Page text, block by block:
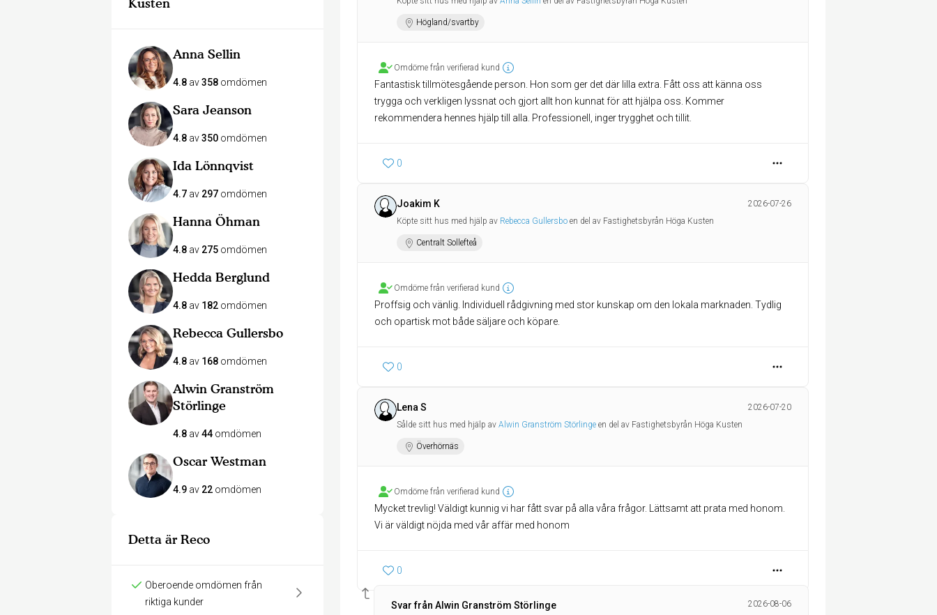
Kusten
Anna Sellin
4.8 av358 omdömen
Sara Jeanson
4.8 av350 omdömen
Ida Lönnqvist
4.7 av 297 omdömen
Hanna Öhman
4.8 av 275 omdömen
Hedda Berglund
4.8 av 182 omdömen
Rebecca Gullersbo
4.8 av 168 omdömen
Alwin Granström
Störlinge
4.8 av44 omdömen
Oscar Westman
4.9 av 22 omdömen
Detta är Reco
Oberoende omdömen från
riktiga kunder
Högland/svartby
Omdöme från verifierad kund
Fantastisk tillmötesgående person. Hon som ger det där lilla extra. Fått oss att känna oss
trygga och verkligen lyssnat och gjort allt hon kunnat för att hjälpa oss. Kommer
rekommendera hennes hjälp till alla. Professionell, inger trygghet och tillit.
0
Joakim K
2026-07-26
Köpte sitt hus med hjälp av Rebecca Gullersbo en del av Fastighetsbyrån Höga Kusten
Centralt Sollefteå
Omdöme från verifierad kund
Proffsig och vänlig. Individuell rådgivning med stor kunskap om den lokala marknaden. Tydlig
och opartisk mot både säljare och köpare.
0
Lena S
2026-07-20
Sålde sitt hus med hjälp av Alwin Granström Störlinge en del av Fastighetsbyrån Höga Kusten
Överhörnäs
Omdöme från verifierad kund
Mycket trevlig! Väldigt kunnig vi har fått svar på alla våra frågor. Lättsamt att prata med honom.
Vi är väldigt nöjda med vår affär med honom
0
Svar från Alwin Granström Störlinge 2026-08-06